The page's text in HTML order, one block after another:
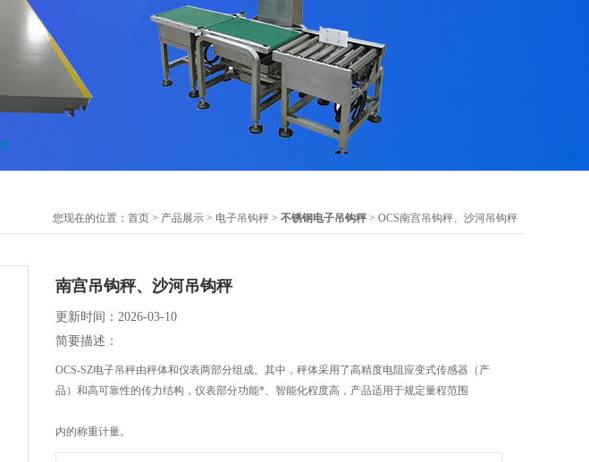
您现在的位置： 首页 > 产品展示 > 电子吊钩秤 > 不锈钢电子吊钩秤> OCS南宫吊钩秤、沙河吊钩秤
南宫吊钩秤、沙河吊钩秤
更新时间：2026-03-10
简要描述：
OCS-SZ电子吊秤由秤体和仪表两部分组成。其中，秤体采用了高精度电阻应变式传感器（产
品）和高可靠性的传力结构，仪表部分功能*、智能化程度高，产品适用于规定量程范围
内的称重计量。